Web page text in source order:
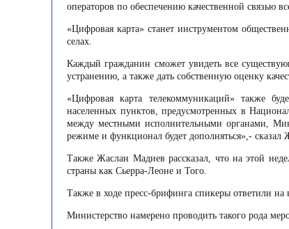
операторов по обеспечению качественной связью
«Цифровая карта» станет инструментом
селах.
Каждый гражданин сможет увидеть все
устранению, а также дать собственную оценку
«Цифровая карта телекоммуникаций» также
населенных пунктов, предусмотренных в
между местными исполнительными органами,
режиме и функционал будет дополняться»,- сказал
Также Жаслан Мадиев рассказал, что на этой
страны как Сьерра-Леоне и Того.
Также в ходе пресс-брифинга спикеры ответили на
Министерство намерено проводить такого рода